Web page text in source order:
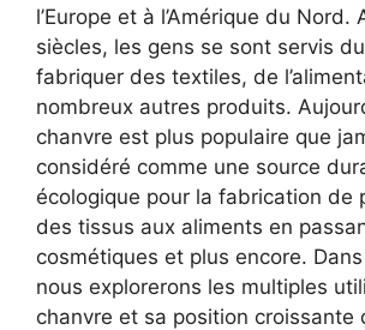
l’Europe et à l’Amérique du Nord.
siècles, les gens se sont servis
fabriquer des textiles, de
nombreux autres produits.
chanvre est plus populaire que
considéré comme une source
écologique pour la fabrication de
des tissus aux aliments en
cosmétiques et plus encore.
nous explorerons les multiples
chanvre et sa position croissante